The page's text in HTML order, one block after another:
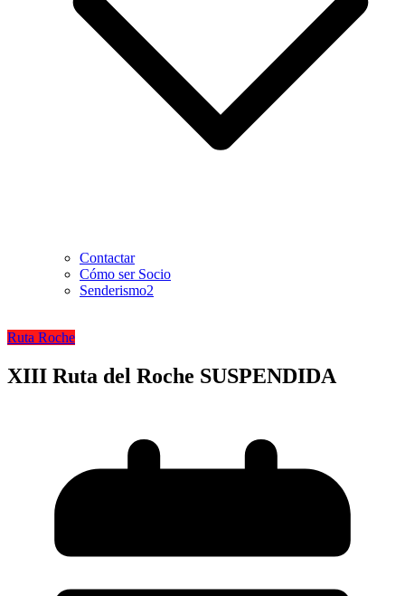
Contactar
Cómo ser Socio
Senderismo2
Ruta Roche
XIII Ruta del Roche SUSPENDIDA